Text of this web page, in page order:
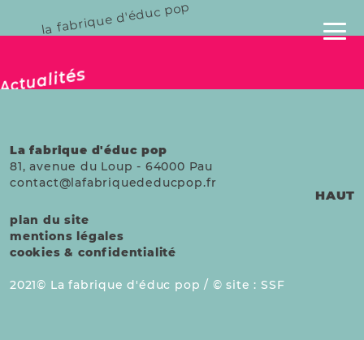
la fabrique d'éduc pop
La fabrique d'éduc pop
81, avenue du Loup - 64000 Pau
contact@lafabriquededucpop.fr
plan du site
mentions légales
cookies & confidentialité
2021 La fabrique d'éduc pop / site :SSF
HAUT